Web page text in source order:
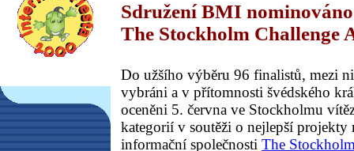
Sdružení BMI
The Stockholm Challenge
Do užšího výběru 96 finalistů, mezi
vybráni a v přítomnosti švédského
oceněni 5. června ve Stockholmu
kategorií v soutěži o nejlepší projekty
informační společnosti The